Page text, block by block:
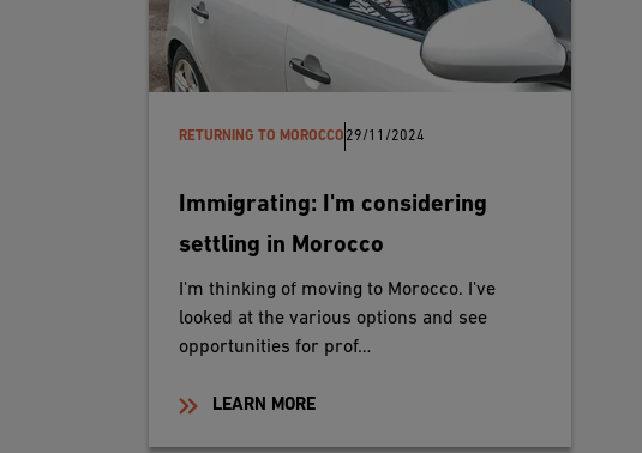
RETURNING TO MOROCCO 29/11/2024
Immigrating: I'm considering
settling in Morocco
I'm thinking of moving to Morocco. I've
looked at the various options and see
opportunities for prof…
LEARN MORE